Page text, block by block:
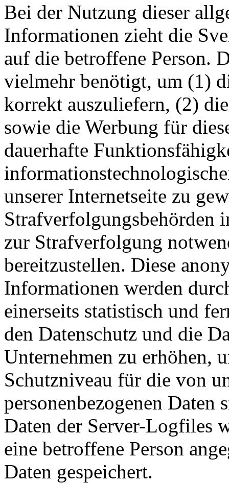
Bei der Nutzung dieser
Informationen zieht die
auf die betroffene Person.
vielmehr benötigt, um (1)
korrekt auszuliefern, (2)
sowie die Werbung für
dauerhafte
unserer Internetseite zu
Strafverfolgungsbehörden
zur Strafverfolgung
bereitzustellen. Diese
Informationen werden
einerseits statistisch und
den Datenschutz und die
Unternehmen zu erhöhen,
Schutzniveau für die von
personenbezogenen Daten
Daten der Server-Logfiles
eine betroffene Person
Daten gespeichert.